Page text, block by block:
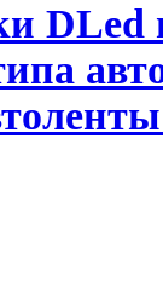
DLed